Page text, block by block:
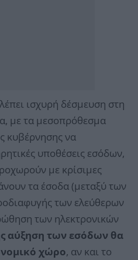
ισχυρή δέσμευση στη
με τα μεσοπρόθεσμα
κυβέρνησης να
υποθέσεις εσόδων,
με κρίσιμες
τα έσοδα (μεταξύ των
των ελεύθερων
των ηλεκτρονικών
αύξηση των εσόδων θα
χώρο, αν και το